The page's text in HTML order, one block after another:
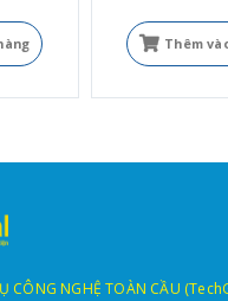
Thêm
CÔNG NGHỆ TOÀN CẦU